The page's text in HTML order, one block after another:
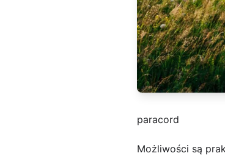
paracord
Możliwości są